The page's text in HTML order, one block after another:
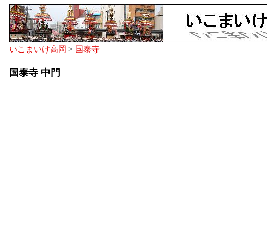
いこまいけ高岡 > 国泰寺
国泰寺 中門